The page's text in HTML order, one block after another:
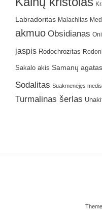
Labradoritas Malachitas
akmuo Obsidianas
jaspis Rodochrozitas
Sakalo akis Samanų agatas
Sodalitas Suakmenėjęs medis
Turmalinas šerlas